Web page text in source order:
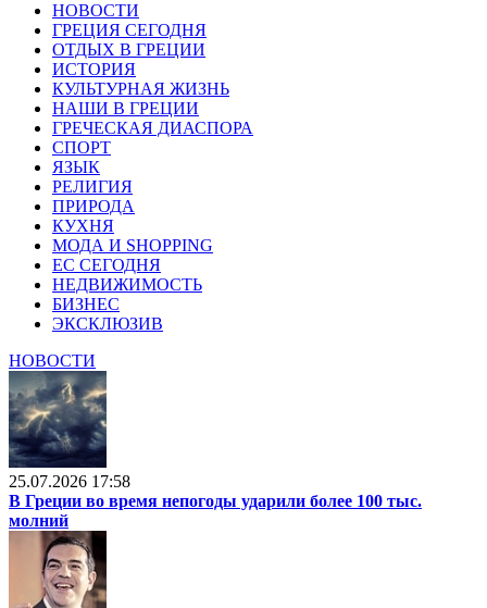
НОВОСТИ
ГРЕЦИЯ СЕГОДНЯ
ОТДЫХ В ГРЕЦИИ
ИСТОРИЯ
КУЛЬТУРНАЯ ЖИЗНЬ
НАШИ В ГРЕЦИИ
ГРЕЧЕСКАЯ ДИАСПОРА
СПОРТ
ЯЗЫК
РЕЛИГИЯ
ПРИРОДА
КУХНЯ
МОДА И SHOPPING
ЕС СЕГОДНЯ
НЕДВИЖИМОСТЬ
БИЗНЕС
ЭКСКЛЮЗИВ
НОВОСТИ
25.07.2026 17:58
В Греции во время непогоды ударили более 100 тыс.
молний